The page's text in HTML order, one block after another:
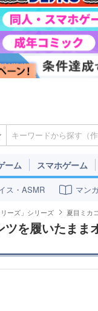
ーム スマホゲーム
ス・ASMR マン
ーズ」シリーズ 夏目ミカ
を履いたまま